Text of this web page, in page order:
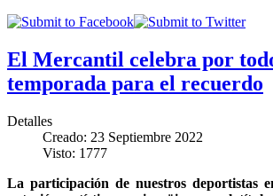
El Mercantil celebra por
temporada para el recuerdo
Detalles
Creado: 23 Septiembre 2022
Visto: 1777
La participación de nuestros deportistas